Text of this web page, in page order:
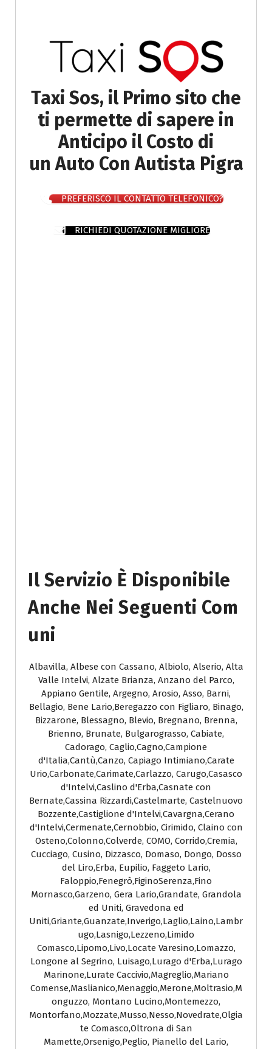
Taxi Sos, il Primo sito che
ti permette di sapere in
Anticipo il Costo di
un Auto Con Autista Pigra
PREFERISCO IL CONTATTO TELEFONICO?
RICHIEDI QUOTAZIONE MIGLIORE
Il Servizio È Disponibile
Anche Nei Seguenti Com
Uni
Albavilla, Albese con Cassano, Albiolo, Alserio, Alta
Valle Intelvi, Alzate Brianza, Anzano del Parco,
Appiano Gentile, Argegno, Arosio, Asso, Barni,
Bellagio, Bene Lario,Beregazzo con Figliaro, Binago,
Bizzarone, Blessagno, Blevio, Bregnano, Brenna,
Brienno, Brunate, Bulgarograsso, Cabiate,
Cadorago, Caglio,Cagno,Campione
d'Italia,Cantù,Canzo, Capiago Intimiano,Carate
Urio,Carbonate,Carimate,Carlazzo, Carugo,Casasco
d'Intelvi,Caslino d'Erba,Casnate con
Bernate,Cassina Rizzardi,Castelmarte, Castelnuovo
Bozzente,Castiglione d'Intelvi,Cavargna,Cerano
d'Intelvi,Cermenate,Cernobbio, Cirimido, Claino con
Osteno,Colonno,Colverde, COMO, Corrido,Cremia,
Cucciago, Cusino, Dizzasco, Domaso, Dongo, Dosso
del Liro,Erba, Eupilio, Faggeto Lario,
Faloppio,Fenegrò,FiginoSerenza,Fino
Mornasco,Garzeno, Gera Lario,Grandate, Grandola
ed Uniti, Gravedona ed
Uniti,Griante,Guanzate,Inverigo,Laglio,Laino,Lambr
ugo,Lasnigo,Lezzeno,Limido
Comasco,Lipomo,Livo,Locate Varesino,Lomazzo,
Longone al Segrino, Luisago,Lurago d'Erba,Lurago
Marinone,Lurate Caccivio,Magreglio,Mariano
Comense,Maslianico,Menaggio,Merone,Moltrasio,M
onguzzo, Montano Lucino,Montemezzo,
Montorfano,Mozzate,Musso,Nesso,Novedrate,Olgia
te Comasco,Oltrona di San
Mamette,Orsenigo,Peglio, Pianello del Lario,